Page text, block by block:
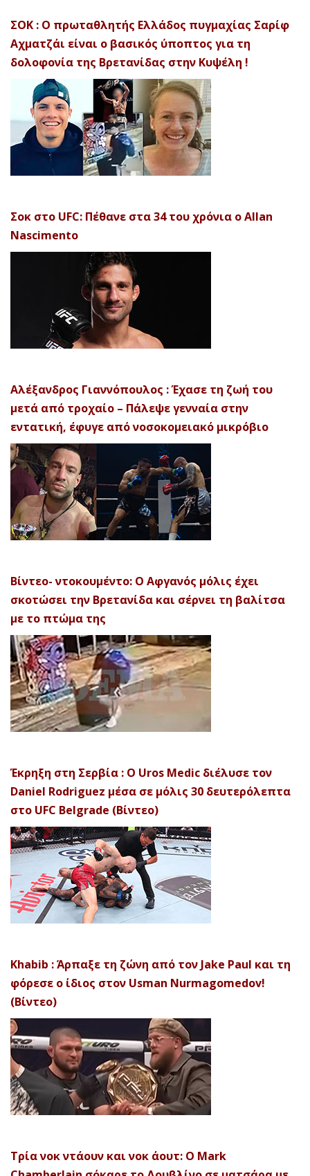
ΣΟΚ : Ο πρωταθλητής Ελλάδος πυγμαχίας Σαρίφ
Αχματζάι είναι ο βασικός ύποπτος για τη
δολοφονία της Βρετανίδας στην Κυψέλη !
Σοκ στο UFC: Πέθανε στα 34 του χρόνια ο Allan
Nascimento
Αλέξανδρος Γιαννόπουλος : Έχασε τη ζωή του
μετά από τροχαίο – Πάλεψε γενναία στην
εντατική, έφυγε από νοσοκομειακό μικρόβιο
Βίντεο- ντοκουμέντο: Ο Αφγανός μόλις έχει
σκοτώσει την Βρετανίδα και σέρνει τη βαλίτσα
με το πτώμα της
Έκρηξη στη Σερβία : Ο Uros Medic διέλυσε τον
Daniel Rodriguez μέσα σε μόλις 30 δευτερόλεπτα
στο UFC Belgrade (Βίντεο)
Khabib : Άρπαξε τη ζώνη από τον Jake Paul και τη
φόρεσε ο ίδιος στον Usman Nurmagomedov!
(Βίντεο)
Τρία νοκ ντάουν και νοκ άουτ: Ο Mark